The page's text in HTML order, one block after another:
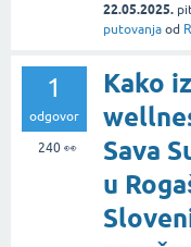
22.05.2025.
putovanja od
1
odgovor
240👀
Kako
Sava
u